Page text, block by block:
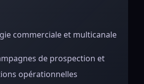
commerciale et multicanale
de prospection et
opérationnelles